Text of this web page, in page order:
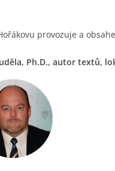
provozuje a
Ph.D., autor textů,